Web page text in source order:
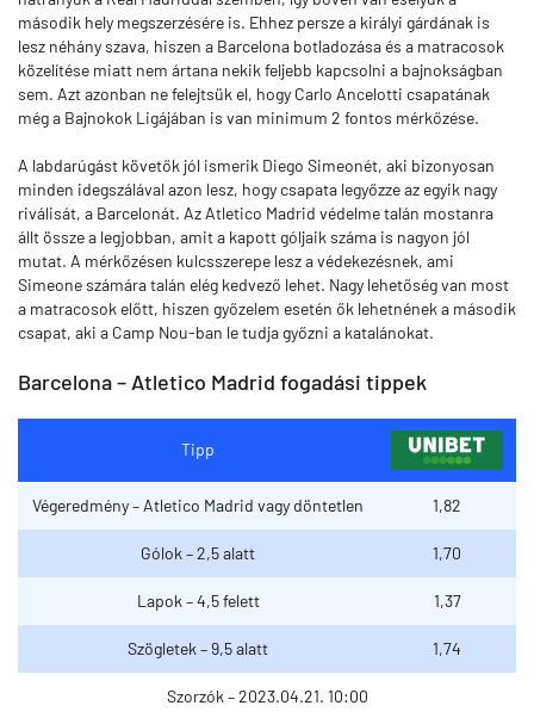
második hely megszerzésére is. Ehhez persze a királyi gárdának is
lesz néhány szava, hiszen a Barcelona botladozása és a matracosok
közelítése miatt nem ártana nekik feljebb kapcsolni a bajnokságban
sem. Azt azonban ne felejtsük el, hogy Carlo Ancelotti csapatának
még a Bajnokok Ligájában is van minimum 2 fontos mérkőzése.
A labdarúgást követők jól ismerik Diego Simeonét, aki bizonyosan
minden idegszálával azon lesz, hogy csapata legyőzze az egyik nagy
riválisát, a Barcelonát. Az Atletico Madrid védelme talán mostanra
állt össze a legjobban, amit a kapott góljaik száma is nagyon jól
mutat. A mérkőzésen kulcsszerepe lesz a védekezésnek, ami
Simeone számára talán elég kedvező lehet. Nagy lehetőség van most
a matracosok előtt, hiszen győzelem esetén ők lehetnének a második
csapat, aki a Camp Nou-ban le tudja győzni a katalánokat.
Barcelona – Atletico Madrid fogadási tippek
Tipp
Végeredmény – Atletico Madrid vagy döntetlen 1,82
Gólok – 2,5 alatt 1,70
Lapok – 4,5 felett 1,37
Szögletek – 9,5 alatt 1,74
Szorzók – 2023.04.21. 10:00